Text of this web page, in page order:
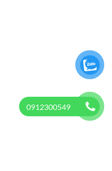
0912300549